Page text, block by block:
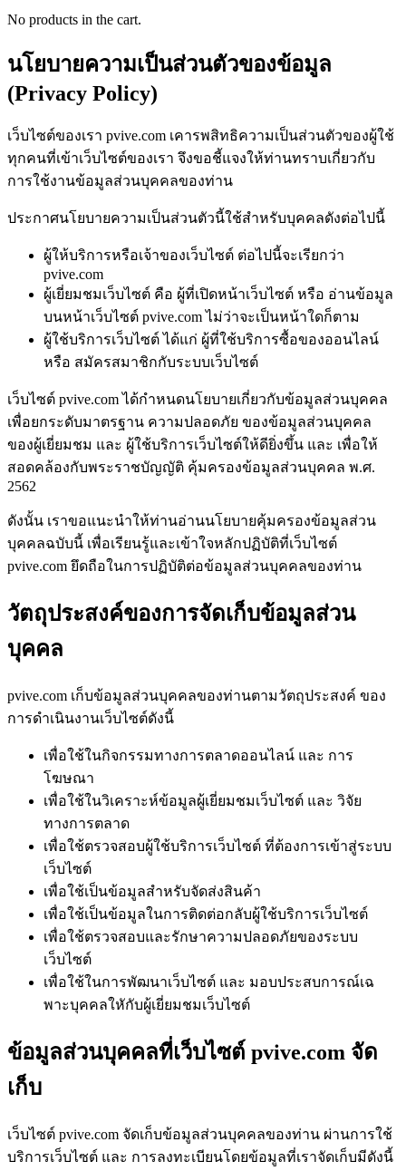
No products in the cart.
นโยบายความเป็นส่วนตัวของข้อมูล
(Privacy Policy)
เว็บไซต์ของเรา pvive.com เคารพสิทธิความเป็นส่วนตัวของผู้ใช้
ทุกคนที่เข้าเว็บไซต์ของเรา จึงขอชี้แจงให้ท่านทราบเกี่ยวกับ
การใช้งานข้อมูลส่วนบุคคลของท่าน
ประกาศนโยบายความเป็นส่วนตัวนี้ใช้สำหรับบุคคลดังต่อไปนี้
ผู้ให้บริการหรือเจ้าของเว็บไซต์ ต่อไปนี้จะเรียกว่า
pvive.com
ผู้เยี่ยมชมเว็บไซต์ คือ ผู้ที่เปิดหน้าเว็บไซต์ หรือ อ่านข้อมูล
บนหน้าเว็บไซต์ pvive.com ไม่ว่าจะเป็นหน้าใดก็ตาม
ผู้ใช้บริการเว็บไซต์ ได้แก่ ผู้ที่ใช้บริการซื้อของออนไลน์
หรือ สมัครสมาชิกกับระบบเว็บไซต์
เว็บไซต์ pvive.com ได้กำหนดนโยบายเกี่ยวกับข้อมูลส่วนบุคคล
เพื่อยกระดับมาตรฐาน ความปลอดภัย ของข้อมูลส่วนบุคคล
ของผู้เยี่ยมชม และ ผู้ใช้บริการเว็บไซต์ให้ดียิ่งขึ้น และ เพื่อให้
สอดคล้องกับพระราชบัญญัติ คุ้มครองข้อมูลส่วนบุคคล พ.ศ.
2562
ดังนั้น เราขอแนะนำให้ท่านอ่านนโยบายคุ้มครองข้อมูลส่วน
บุคคลฉบับนี้ เพื่อเรียนรู้และเข้าใจหลักปฏิบัติที่เว็บไซต์
pvive.com ยึดถือในการปฏิบัติต่อข้อมูลส่วนบุคคลของท่าน
วัตถุประสงค์ของการจัดเก็บข้อมูลส่วน
บุคคล
pvive.com เก็บข้อมูลส่วนบุคคลของท่านตามวัตถุประสงค์ ของ
การดำเนินงานเว็บไซต์ดังนี้
เพื่อใช้ในกิจกรรมทางการตลาดออนไลน์ และ การ
โฆษณา
เพื่อใช้ในวิเคราะห์ข้อมูลผู้เยี่ยมชมเว็บไซต์ และ วิจัย
ทางการตลาด
เพื่อใช้ตรวจสอบผู้ใช้บริการเว็บไซต์ ที่ต้องการเข้าสู่ระบบ
เว็บไซต์
เพื่อใช้เป็นข้อมูลสำหรับจัดส่งสินค้า
เพื่อใช้เป็นข้อมูลในการติดต่อกลับผู้ใช้บริการเว็บไซต์
เพื่อใช้ตรวจสอบและรักษาความปลอดภัยของระบบ
เว็บไซต์
เพื่อใช้ในการพัฒนาเว็บไซต์ และ มอบประสบการณ์เฉ
พาะบุคคลใหักับผู้เยี่ยมชมเว็บไซต์
ข้อมูลส่วนบุคคลที่เว็บไซต์ pvive.com จัด
เก็บ
เว็บไซต์ pvive.com จัดเก็บข้อมูลส่วนบุคคลของท่าน ผ่านการใช้
บริการเว็บไซต์ และ การลงทะเบียนโดยข้อมูลที่เราจัดเก็บมีดังนี้